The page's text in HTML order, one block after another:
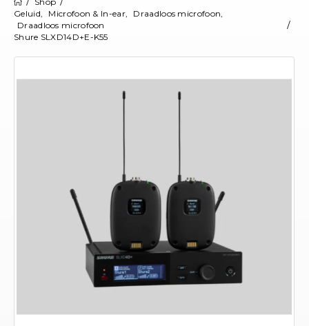
Geluid, Microfoon & In-ear, Draadloos microfoon,
Draadloos microfoon
Shure SLXD14D+E-K55